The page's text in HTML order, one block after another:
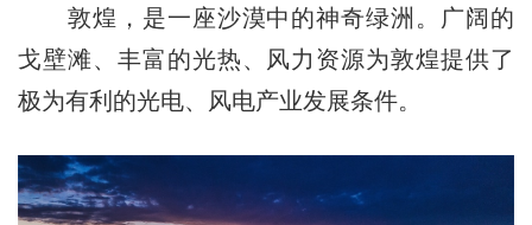
敦煌，是一座沙漠中的神奇绿洲。广阔的
戈壁滩、丰富的光热、风力资源为敦煌提供了
极为有利的光电、风电产业发展条件。